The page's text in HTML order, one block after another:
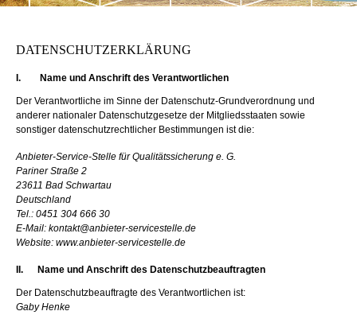
DATENSCHUTZERKLÄRUNG
I. Name und Anschrift des Verantwortlichen
Der Verantwortliche im Sinne der Datenschutz-Grundverordnung und
anderer nationaler Datenschutzgesetze der Mitgliedsstaaten sowie
sonstiger datenschutzrechtlicher Bestimmungen ist die:
Anbieter-Service-Stelle für Qualitätssicherung e. G.
Pariner Straße 2
23611 Bad Schwartau
Deutschland
Tel.: 0451 304 666 30
E-Mail: kontakt@anbieter-servicestelle.de
Website: www.anbieter-servicestelle.de
II. Name und Anschrift des Datenschutzbeauftragten
Der Datenschutzbeauftragte des Verantwortlichen ist:
Gaby Henke